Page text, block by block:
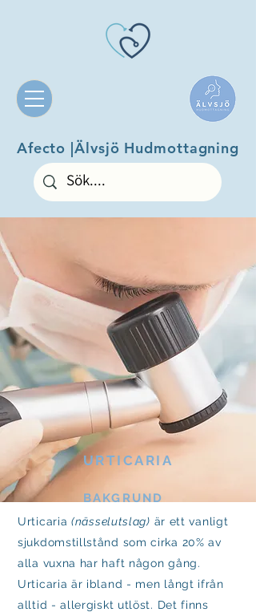
Afecto |Älvsjö Hudmottagning
URTICARIA
BAKGRUND
Urticaria (nässelutslag) är ett vanligt
sjukdomstillstånd som cirka 20% av
alla vuxna har haft någon gång.
Urticaria är ibland - men långt ifrån
alltid - allergiskt utlöst. Det finns